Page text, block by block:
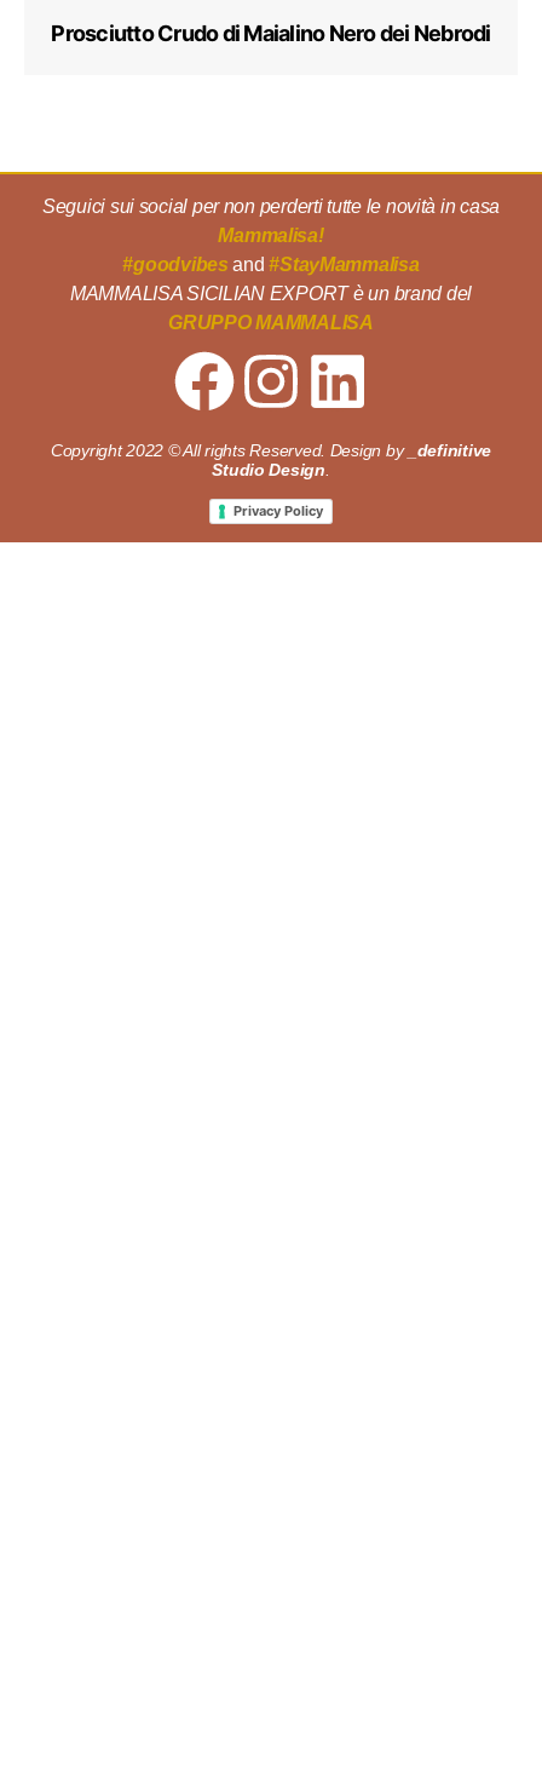
Prosciutto Crudo di Maialino Nero dei Nebrodi
Seguici sui social per non perderti tutte le novità in casa
Mammalisa!
#goodvibes and#StayMammalisa
MAMMALISA SICILIAN EXPORT è un brand del
GRUPPO MAMMALISA
Copyright 2022 © All rights Reserved. Design by
_definitive
Studio Design
Privacy Policy